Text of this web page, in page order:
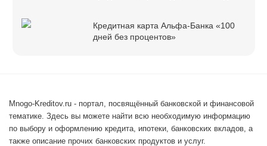
Кредитная карта Альфа-Банка «100
дней без процентов»
Mnogo-Kreditov.ru - портал, посвящённый банковской и финансовой
тематике. Здесь вы можете найти всю необходимую информацию
по выбору и оформлению кредита, ипотеки, банковских вкладов, а
также описание прочих банковских продуктов и услуг.